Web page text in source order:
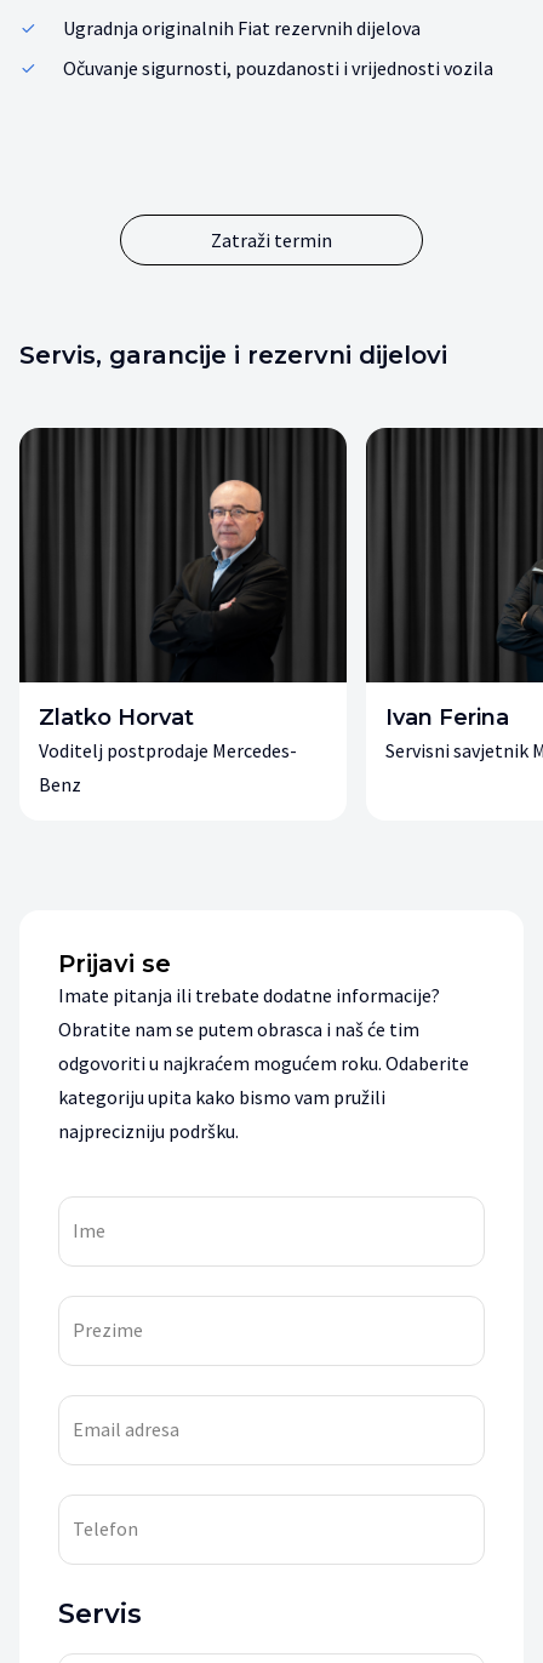
Ugradnja originalnih Fiat rezervnih dijelova
Očuvanje sigurnosti, pouzdanosti i vrijednosti vozila
Zatraži termin
Servis, garancije i rezervni dijelovi
Zlatko Horvat
Voditelj postprodaje Mercedes-
Benz
Ivan Ferina
Servisni savjetnik
Prijavi se
Imate pitanja ili trebate dodatne informacije?
Obratite nam se putem obrasca i naš će tim
odgovoriti u najkraćem mogućem roku. Odaberite
kategoriju upita kako bismo vam pružili
najprecizniju podršku.
Ime
Prezime
Email adresa
Telefon
Servis